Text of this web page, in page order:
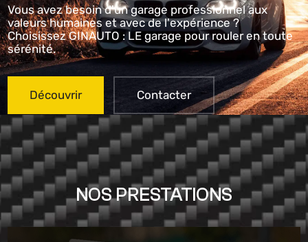
Vous avez besoin d'un garage professionnel aux
valeurs humaines et avec de l'expérience ?
Choisissez GINAUTO : LE garage pour rouler en toute
sérénité.
Découvrir Contacter
NOS PRESTATIONS